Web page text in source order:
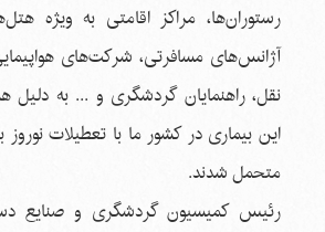
رستوران‌ها، مراکز اقامتی به ویژه
آژانس‌های مسافرتی، شرکت‌های
نقل، راهنمایان گردشگری و ... به
این بیماری در کشور ما با تعطیلات
متحمل شدند.
رئیس کمیسیون گردشگری و صنایع